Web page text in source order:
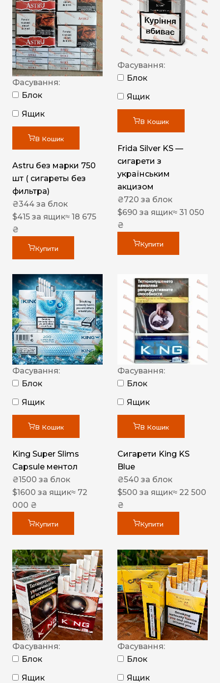
Фасування:
Блок
Ящик
В Кошик
Astru без марки 750
шт ( сигареты без
фильтра)
₴344 за блок
$415 за ящик≈ 18 675
₴
Купити
Фасування:
Блок
Ящик
В Кошик
Frida Silver KS —
сигарети з
українським
акцизом
₴720 за блок
$690 за ящик≈ 31 050
₴
Купити
Фасування:
Блок
Ящик
В Кошик
King Super Slims
Capsule ментол
₴1500 за блок
$1600 за ящик≈ 72
000 ₴
Купити
Фасування:
Блок
Ящик
В Кошик
Сигарети King KS
Blue
₴540 за блок
$500 за ящик≈ 22 500
₴
Купити
Фасування:
Блок
Ящик
Фасування:
Блок
Ящик